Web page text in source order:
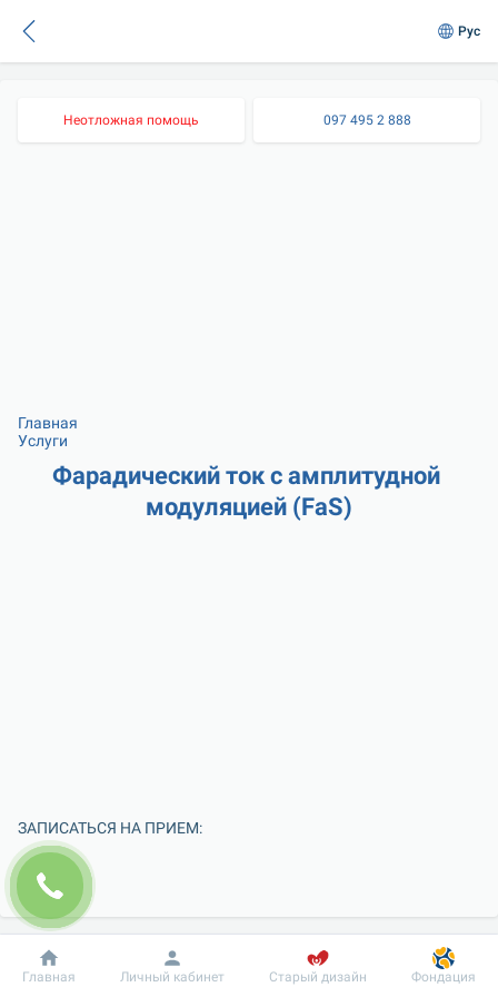
Рус
Неотложная помощь 097 495 2 888
Главная
Услуги
Фарадический ток с амплитудной
модуляцией (FaS)
ЗАПИСАТЬСЯ НА ПРИЕМ:
Добробут Информация Пациенту
Главная Личный кабинет Старый дизайн Фондация